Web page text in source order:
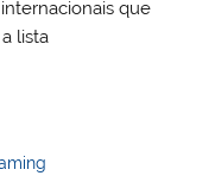
que
lista